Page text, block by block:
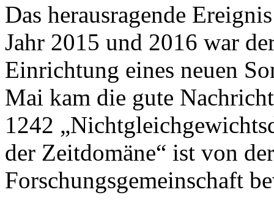
Das herausragende
Jahr 2015 und 2016 war
Einrichtung eines neuen
Mai kam die gute
1242
der Zeitdomäne“ ist von
Forschungsgemeinschaft